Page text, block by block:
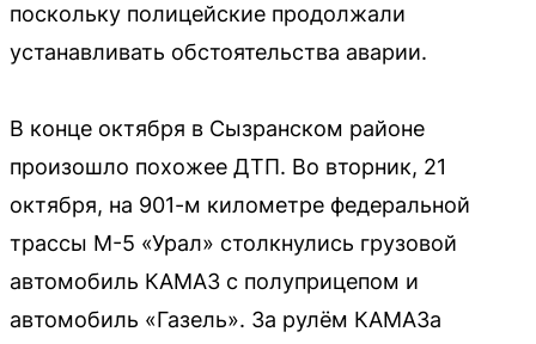
поскольку полицейские продолжали
устанавливать обстоятельства аварии.
В конце октября в Сызранском районе
произошло похожее ДТП. Во вторник, 21
октября, на 901-м километре федеральной
трассы М-5 «Урал» столкнулись грузовой
автомобиль КАМАЗ с полуприцепом и
автомобиль «Газель». За рулём КАМАЗа